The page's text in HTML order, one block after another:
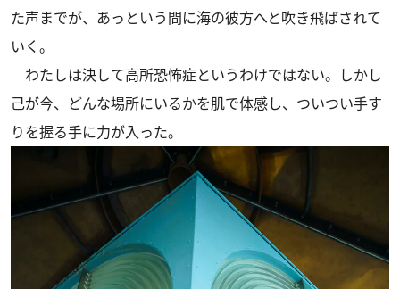
た声までが、あっという間に海の彼方へと吹き飛ばされて
いく。
わたしは決して高所恐怖症というわけではない。しかし
己が今、どんな場所にいるかを肌で体感し、ついつい手す
りを握る手に力が入った。